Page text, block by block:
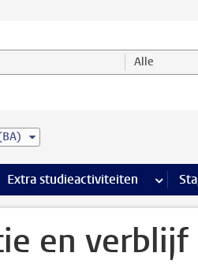
categorie Alle
Faciliteiten pagina’s
Extra studieactiviteiten meer
en verblijf